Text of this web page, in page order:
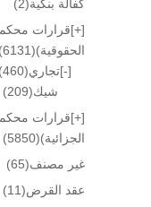
كفالة بنكية(2)
[+]قرارات محكمة
الحقوقية)(6131)
[-]تجاري(460)
شيك(209)
[+]قرارات محكمة
الجزائية)(5850)
غير مصنف(65)
عقد القرض(11)